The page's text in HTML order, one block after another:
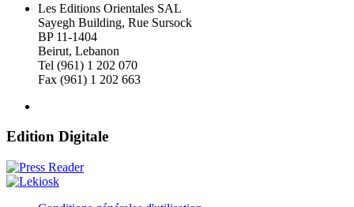
Les Editions Orientales SAL
Sayegh Building, Rue Sursock
BP 11-1404
Beirut, Lebanon
Tel (961) 1 202 070
Fax (961) 1 202 663
Edition Digitale